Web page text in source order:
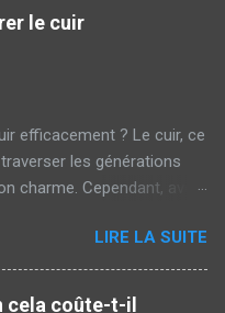
micro rayures sont de
apparaissent souvent sur
avec un chiffon rugueux
de votre voiture.
beaucoup, ces micro
majeur. En effet, une
peut laisser transp...
le cuir
efficacement ? Le cuir, ce
les générations
charme. Cependant, avec
et réparer le cuir
cuir ? Avant de plonger
il est crucial de
LIRE LA SUITE
cela coûte-t-il